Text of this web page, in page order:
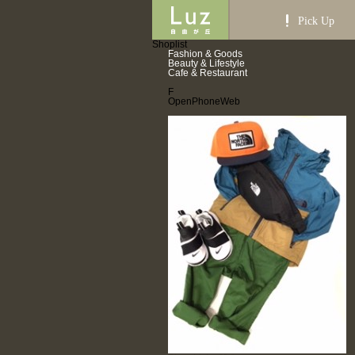
Pick Up
Shoplist
Fashion & Goods
Beauty & Lifestyle
Cafe & Restaurant
F
Open PhoneWeb